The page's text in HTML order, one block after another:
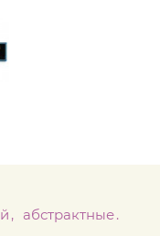
абстрактные